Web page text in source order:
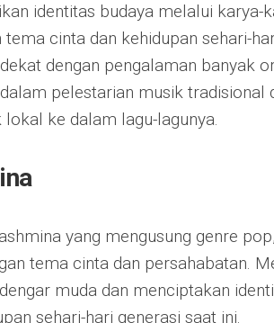
identitas budaya melalui karya-
tema cinta dan kehidupan sehari-
dengan pengalaman banyak
pelestarian musik tradisional
ke dalam lagu-lagunya.
yang mengusung genre
tema cinta dan persahabatan.
muda dan menciptakan
sehari-hari generasi saat ini.